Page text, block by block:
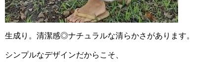
生成り。清潔感◎ナチュラルな清らかさがあります。
シンプルなデザインだからこそ、